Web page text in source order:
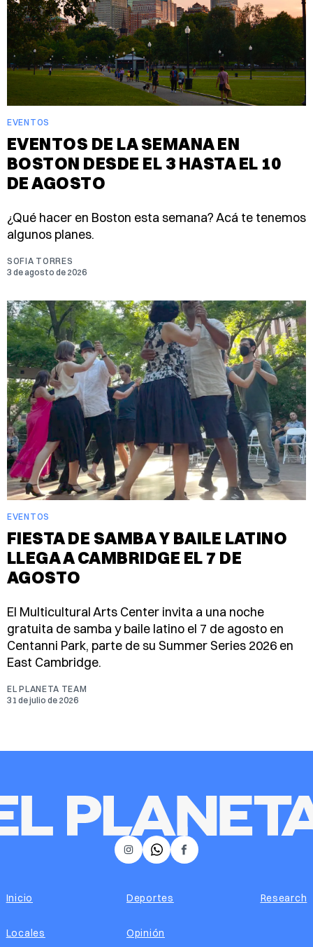
EVENTOS
EVENTOS DE LA SEMANA EN
BOSTON DESDE EL 3 HASTA EL 10
DE AGOSTO
¿Qué hacer en Boston esta semana? Acá te tenemos
algunos planes.
SOFIA TORRES
3 de agosto de 2026
EVENTOS
FIESTA DE SAMBA Y BAILE LATINO
LLEGA A CAMBRIDGE EL 7 DE
AGOSTO
El Multicultural Arts Center invita a una noche
gratuita de samba y baile latino el 7 de agosto en
Centanni Park, parte de su Summer Series 2026 en
East Cambridge.
EL PLANETA TEAM
31 de julio de 2026
𝕏 Facebook
Instagram
Inicio
Locales
Deportes
Opinión
Research